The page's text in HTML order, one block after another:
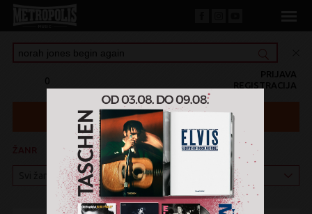
0 REGISTRACIJA
PRIJAVA
KATEGORIJA